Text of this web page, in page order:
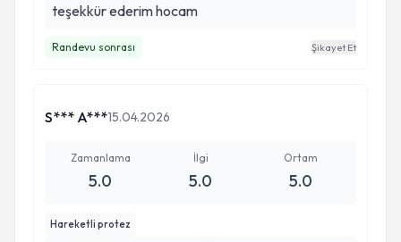
teşekkür ederim hocam
Randevu sonrası Şikayet Et
S*** A***15.04.2026
Zamanlama
5.0
İlgi
5.0
Ortam
5.0
Hareketli protez